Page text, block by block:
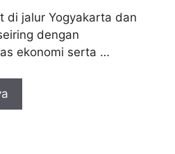
di jalur Yogyakarta dan
dengan
ekonomi serta …